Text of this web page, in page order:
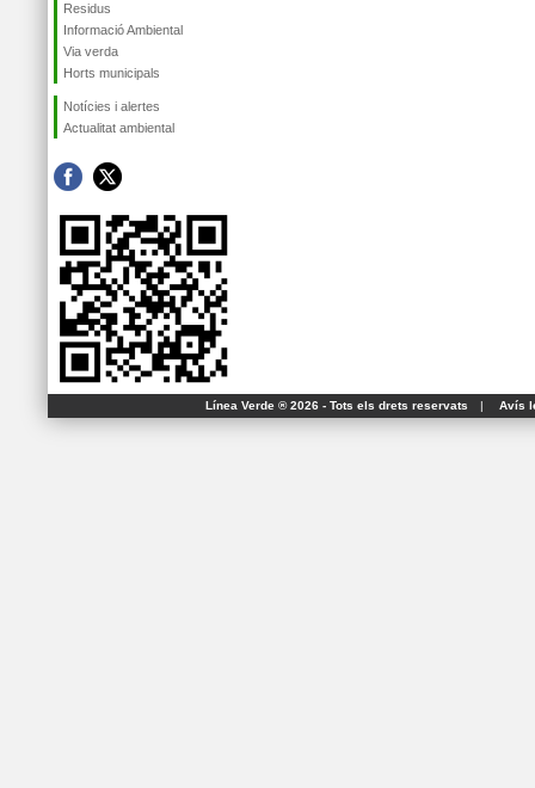
Residus
Informació Ambiental
Via verda
Horts municipals
Notícies i alertes
Actualitat ambiental
Línea Verde ® 2026 - Tots els drets reservats | Avís